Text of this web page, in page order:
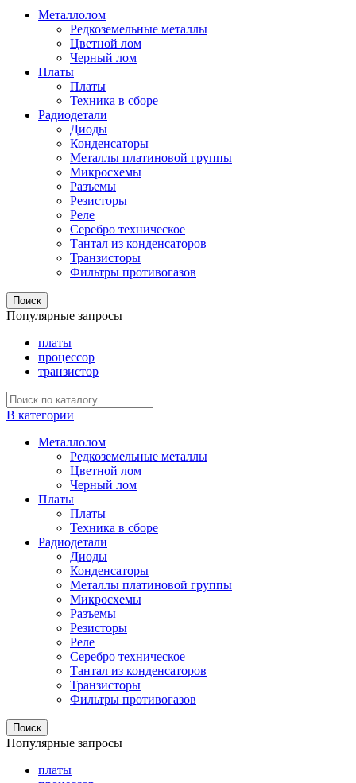
Металлолом
Редкоземельные металлы
Цветной лом
Черный лом
Платы
Платы
Техника в сборе
Радиодетали
Диоды
Конденсаторы
Металлы платиновой группы
Микросхемы
Разъемы
Резисторы
Реле
Серебро техническое
Тантал из конденсаторов
Транзисторы
Фильтры противогазов
Поиск
Популярные запросы
платы
процессор
транзистор
В категории
Металлолом
Редкоземельные металлы
Цветной лом
Черный лом
Платы
Платы
Техника в сборе
Радиодетали
Диоды
Конденсаторы
Металлы платиновой группы
Микросхемы
Разъемы
Резисторы
Реле
Серебро техническое
Тантал из конденсаторов
Транзисторы
Фильтры противогазов
Поиск
Популярные запросы
платы